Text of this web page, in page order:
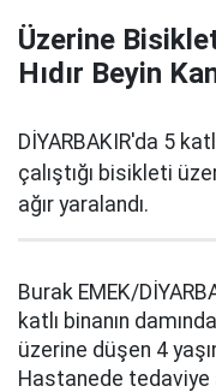
Üzerine
Hıdır Beyin
DİYARBAKIR'da 5
çalıştığı bisikleti
ağır yaralandı.
Burak EMEK/
katlı binanın
üzerine düşen 4
Hastanede tedaviye